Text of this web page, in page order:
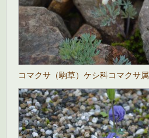
コマクサ（駒草）ケシ科コマクサ属